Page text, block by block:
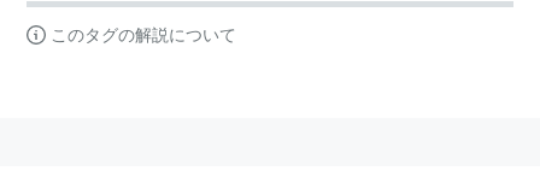
このタグの解説について